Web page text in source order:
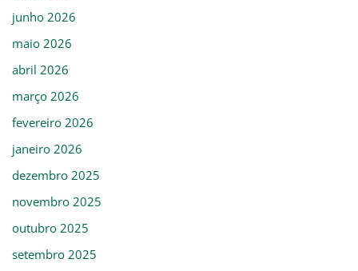
junho 2026
maio 2026
abril 2026
março 2026
fevereiro 2026
janeiro 2026
dezembro 2025
novembro 2025
outubro 2025
setembro 2025